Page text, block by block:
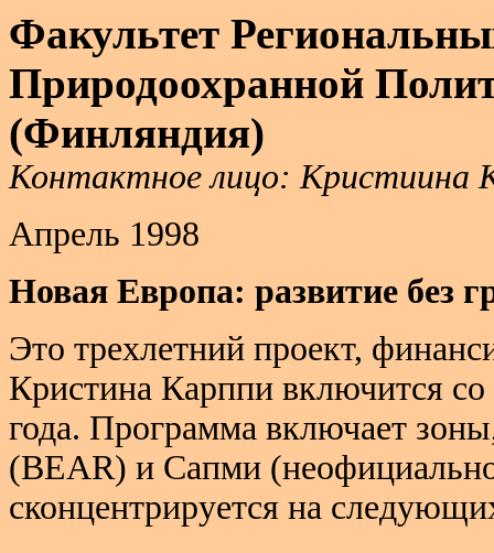
Факультет
Природоохранной
(Финляндия)
Контактное лицо: Кристиина
Апрель 1998
Новая Европа: развитие без
Это трехлетний проект,
Кристина Карппи включится
года. Программа включает
(BEAR) и Сапми
сконцентрируется на